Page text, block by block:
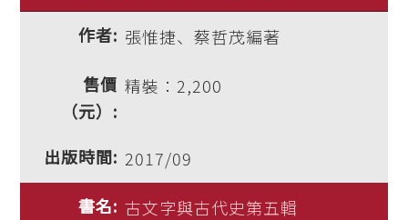
張惟捷、蔡哲茂編著
精裝：2,200
2017/09
古文字與古代史第五輯